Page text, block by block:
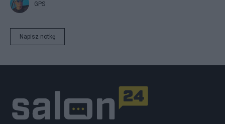
GPS
Napisz notkę